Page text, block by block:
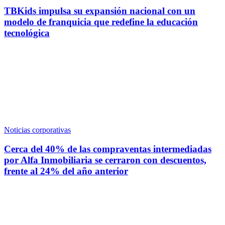
TBKids impulsa su expansión nacional con un
modelo de franquicia que redefine la educación
tecnológica
Noticias corporativas
Cerca del 40% de las compraventas intermediadas
por Alfa Inmobiliaria se cerraron con descuentos,
frente al 24% del año anterior